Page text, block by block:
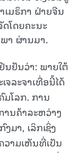
ເມຣິກາ ຝ່າຍຈີນ
ໂດຍຄະນະ
າ ຜ່ານມາ.
ນຢັນວ່າ: ພາຍໃຕ້
ລະຈາເທື່ອນີ້ໄດ້
ມໂລກ. ການ
ານຄ້າລະຫວ່າງ
ມາ, ເລິກເຊິ່ງ
ວາມເຫັນທີ່ເປັນ